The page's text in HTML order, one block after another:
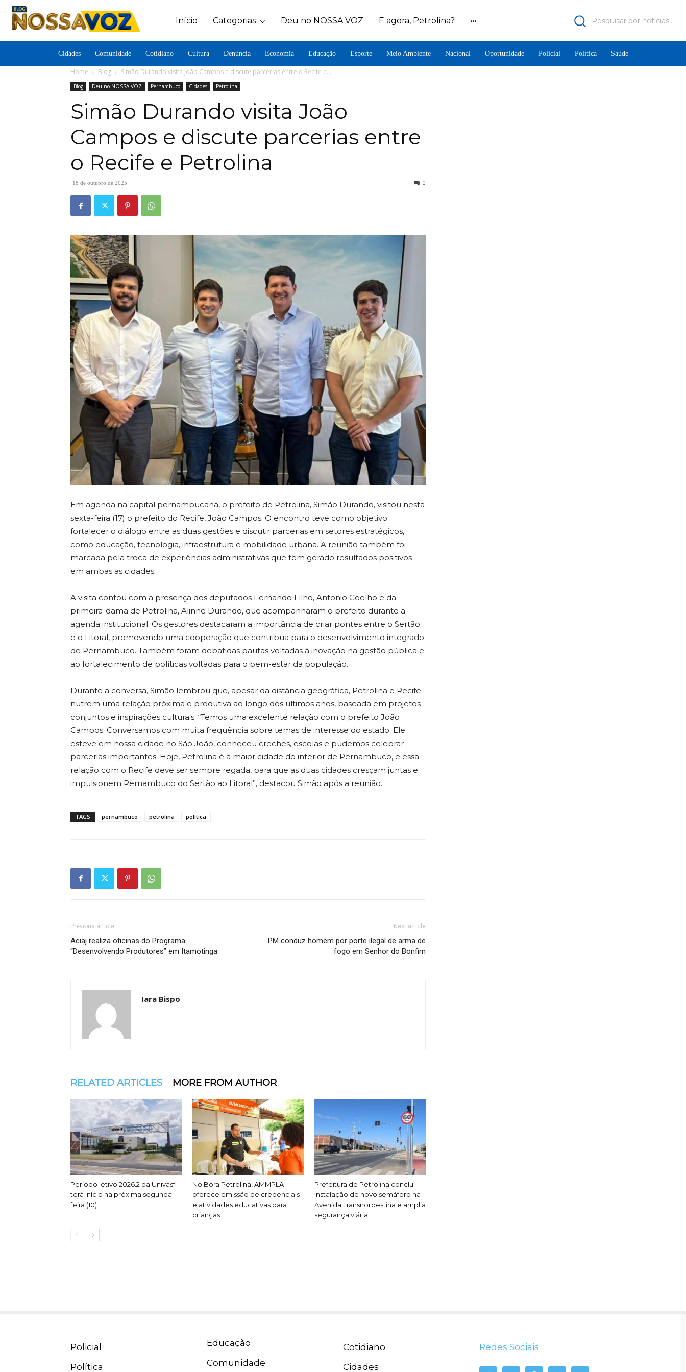
Início Categorias Deu no NOSSA VOZ E agora, Petrolina? Pesquisar por notícias...
Cidades Comunidade Cotidiano Cultura Denúncia Economia Educação Esporte Meio Ambiente Nacional Oportunidade Policial Política Saúde
Home Blog Simão Durando visita João Campos e discute parcerias entre o Recife e...
Blog Deu no NOSSA VOZ Pernambuco Cidades Petrolina
Simão Durando visita João
Campos e discute parcerias entre
o Recife e Petrolina
18 de outubro de 2025 0
Em agenda na capital pernambucana, o prefeito de Petrolina, Simão Durando, visitou nesta
sexta-feira (17) o prefeito do Recife, João Campos. O encontro teve como objetivo
fortalecer o diálogo entre as duas gestões e discutir parcerias em setores estratégicos,
como educação, tecnologia, infraestrutura e mobilidade urbana. A reunião também foi
marcada pela troca de experiências administrativas que têm gerado resultados positivos
em ambas as cidades.
A visita contou com a presença dos deputados Fernando Filho, Antonio Coelho e da
primeira-dama de Petrolina, Alinne Durando, que acompanharam o prefeito durante a
agenda institucional. Os gestores destacaram a importância de criar pontes entre o Sertão
e o Litoral, promovendo uma cooperação que contribua para o desenvolvimento integrado
de Pernambuco. Também foram debatidas pautas voltadas à inovação na gestão pública e
ao fortalecimento de políticas voltadas para o bem-estar da população.
Durante a conversa, Simão lembrou que, apesar da distância geográfica, Petrolina e Recife
nutrem uma relação próxima e produtiva ao longo dos últimos anos, baseada em projetos
conjuntos e inspirações culturais. “Temos uma excelente relação com o prefeito João
Campos. Conversamos com muita frequência sobre temas de interesse do estado. Ele
esteve em nossa cidade no São João, conheceu creches, escolas e pudemos celebrar
parcerias importantes. Hoje, Petrolina é a maior cidade do interior de Pernambuco, e essa
relação com o Recife deve ser sempre regada, para que as duas cidades cresçam juntas e
impulsionem Pernambuco do Sertão ao Litoral”, destacou Simão após a reunião.
TAGS pernambuco petrolina política
Previous article
Aciaj realiza oficinas do Programa
“Desenvolvendo Produtores” em Itamotinga
Next article
PM conduz homem por porte ilegal de arma de
fogo em Senhor do Bonfim
Iara Bispo
RELATED ARTICLES MORE FROM AUTHOR
Período letivo 2026.2 da Univasf
terá início na próxima segunda-
feira (10)
No Bora Petrolina, AMMPLA
oferece emissão de credenciais
e atividades educativas para
crianças
Prefeitura de Petrolina conclui
instalação de novo semáforo na
Avenida Transnordestina e amplia
segurança viária
Policial
Política
Educação
Comunidade
Cotidiano
Cidades
Redes Sociais